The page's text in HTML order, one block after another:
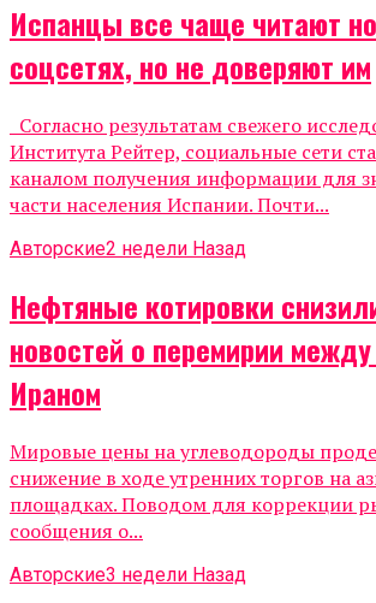
Испанцы все чаще читают
соцсетях, но не доверяют им
Согласно результатам свежего
Института Рейтер, социальные сети
каналом получения информации для
части населения Испании. Почти...
Авторские2 недели Назад
Нефтяные котировки
новостей о перемирии
Ираном
Мировые цены на углеводороды
снижение в ходе утренних торгов на
площадках. Поводом для коррекции
сообщения о...
Авторские3 недели Назад